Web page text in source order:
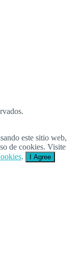
este sitio web,
de cookies. Visite
. I Agree